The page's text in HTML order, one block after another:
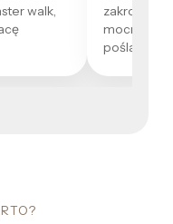
walk,
zakrokach
mocniej
pośladki.